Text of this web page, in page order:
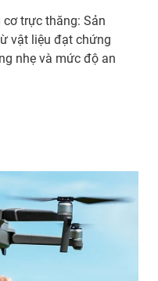
trực thăng: Sản
vật liệu đạt chứng
nhẹ và mức độ an